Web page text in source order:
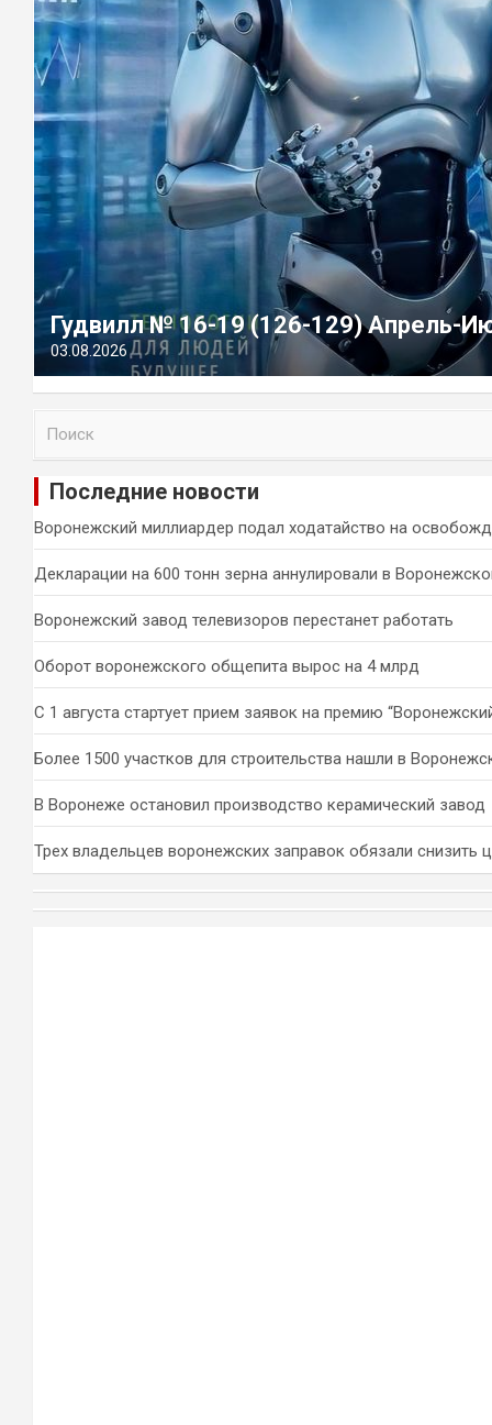
Гудвилл № 16-19 (126-129) Апрель-
03.08.2026
и
Последние новости
Воронежский миллиардер подал ходатайство на
Декларации на 600 тонн зерна аннулировали в
Воронежский завод телевизоров перестанет работать
Оборот воронежского общепита вырос на 4 млрд
С 1 августа стартует прием заявок на премию
Более 1500 участков для строительства нашли в
В Воронеже остановил производство керамический завод
Трех владельцев воронежских заправок обязали снизить